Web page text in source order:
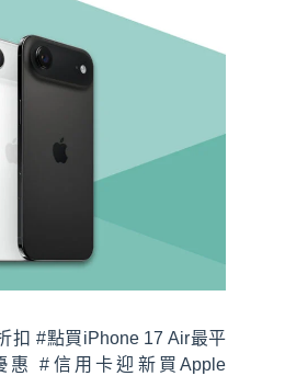
扣 #點買iPhone 17 Air最平
惠 #信用卡迎新買Apple